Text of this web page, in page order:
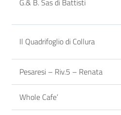
Il Quadrifoglio di Collura
Pesaresi – Riv.5 – Renata
Whole Cafe’